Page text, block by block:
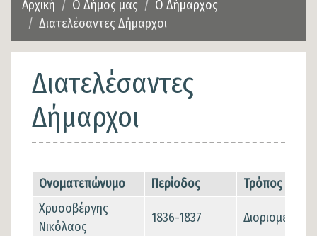
Αρχική Ο Δήμος μας
Ο Δήμαρχος
Διατελέσαντες Δήμαρχοι
Διατελέσαντες
Δήμαρχοι
Ονοματεπώνυμο Περίοδος
Τρόπος
Χρυσοβέργης
Νικόλαος
1836-1837 Διορισμένος